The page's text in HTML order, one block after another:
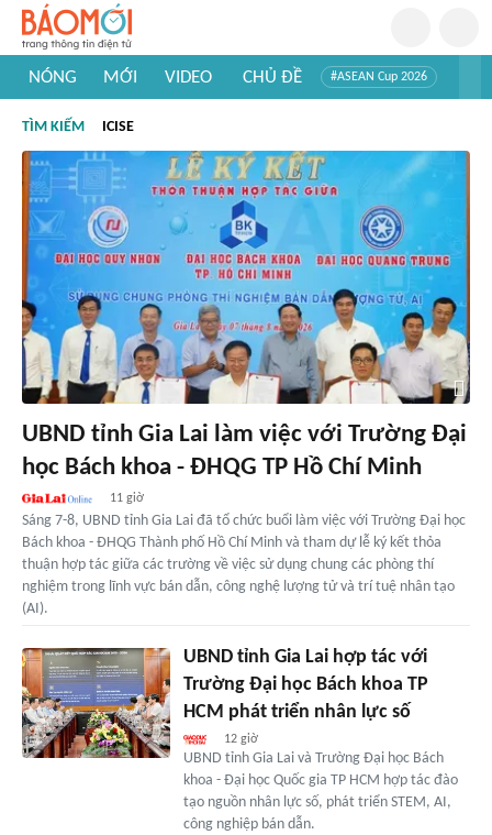
NÓNG MỚI VIDEO CHỦ ĐỀ #ASEAN Cup 2026
#Khám phá thế giới
TÌM KIẾM ICISE
UBND tỉnh Gia Lai làm việc với Trường Đại
học Bách khoa - ĐHQG TP Hồ Chí Minh
11 giờ
Sáng 7-8, UBND tỉnh Gia Lai đã tổ chức buổi làm việc với Trường Đại học
Bách khoa - ĐHQG Thành phố Hồ Chí Minh và tham dự lễ ký kết thỏa
thuận hợp tác giữa các trường về việc sử dụng chung các phòng thí
nghiệm trong lĩnh vực bán dẫn, công nghệ lượng tử và trí tuệ nhân tạo
(AI).
UBND tỉnh Gia Lai hợp tác với
Trường Đại học Bách khoa TP
HCM phát triển nhân lực số
12 giờ
UBND tỉnh Gia Lai và Trường Đại học Bách
khoa - Đại học Quốc gia TP HCM hợp tác đào
tạo nguồn nhân lực số, phát triển STEM, AI,
công nghiệp bán dẫn.